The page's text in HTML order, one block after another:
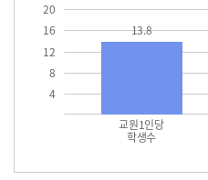
4
8
12
16
20
교원1인당
학생수
13.8